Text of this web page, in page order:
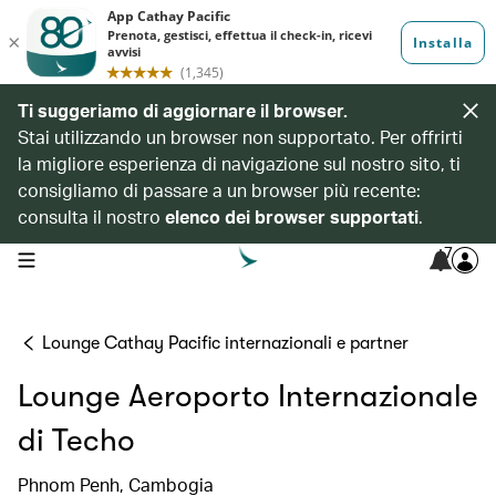
Ti suggeriamo di aggiornare il browser.
Stai utilizzando un browser non supportato. Per offrirti
la migliore esperienza di navigazione sul nostro sito, ti
consigliamo di passare a un browser più recente:
consulta il nostro elenco dei browser supportati.
open navigation menu 7
Lounge Cathay Pacific internazionali e partner
Lounge Aeroporto Internazionale
di Techo
Phnom Penh, Cambogia